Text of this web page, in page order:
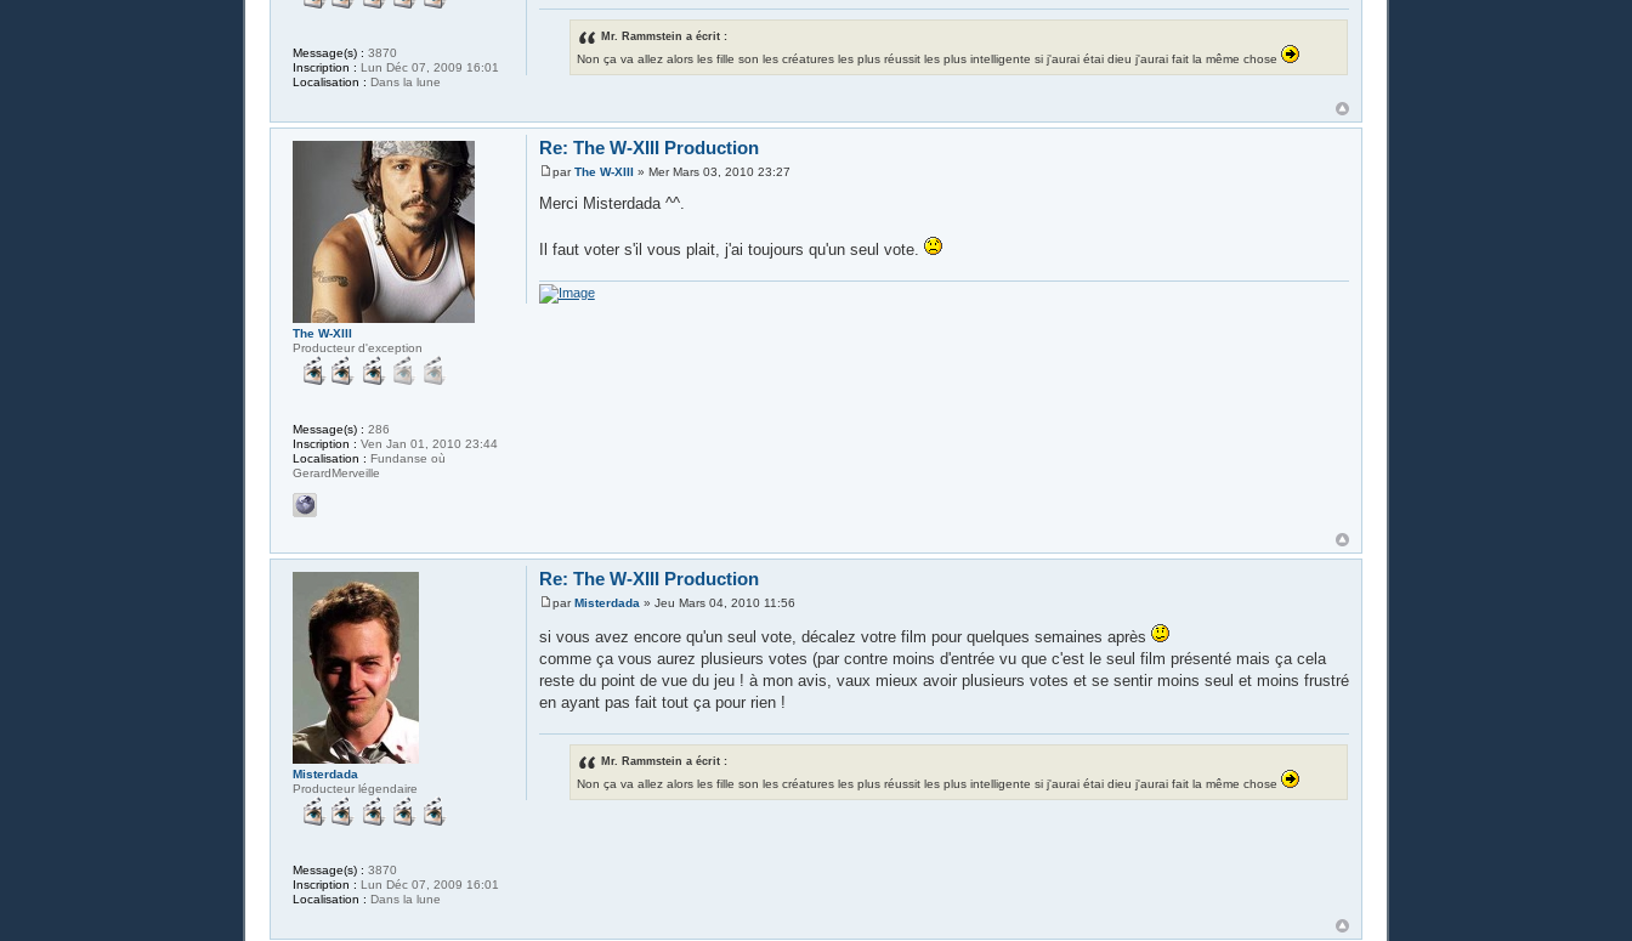
Mr. Rammstein a écrit :
Non ça va allez alors les fille son les créatures les plus réussit les plus intelligente si j'aurai étai dieu j'aurai fait la même chose
Message(s) : 3870
Inscription : Lun Déc 07, 2009 16:01
Localisation : Dans la lune
Re: The W-XIII Production
parThe W-XIII» Mer Mars 03, 2010 23:27
Merci Misterdada ^^.
Il faut voter s'il vous plait, j'ai toujours qu'un seul vote.
The W-XIII
Producteur d'exception
Message(s) : 286
Inscription : Ven Jan 01, 2010 23:44
Localisation : Fundanse où
GerardMerveille
Re: The W-XIII Production
parMisterdada » Jeu Mars 04, 2010 11:56
si vous avez encore qu'un seul vote, décalez votre film pour quelques semaines après
comme ça vous aurez plusieurs votes (par contre moins d'entrée vu que c'est le seul film présenté mais ça cela
reste du point de vue du jeu ! à mon avis, vaux mieux avoir plusieurs votes et se sentir moins seul et moins frustré
en ayant pas fait tout ça pour rien !
Mr. Rammstein a écrit :
Non ça va allez alors les fille son les créatures les plus réussit les plus intelligente si j'aurai étai dieu j'aurai fait la même chose
Misterdada
Producteur légendaire
Message(s) : 3870
Inscription : Lun Déc 07, 2009 16:01
Localisation : Dans la lune